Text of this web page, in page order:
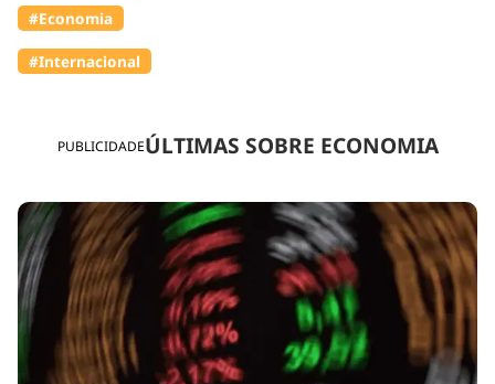
PUBLICIDADEÚLTIMAS SOBRE ECONOMIA
#Economia
#Internacional